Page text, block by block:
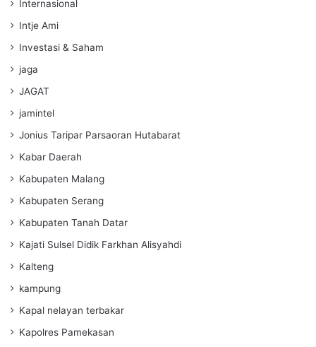
Internasional
Intje Ami
Investasi & Saham
jaga
JAGAT
jamintel
Jonius Taripar Parsaoran Hutabarat
Kabar Daerah
Kabupaten Malang
Kabupaten Serang
Kabupaten Tanah Datar
Kajati Sulsel Didik Farkhan Alisyahdi
Kalteng
kampung
Kapal nelayan terbakar
Kapolres Pamekasan